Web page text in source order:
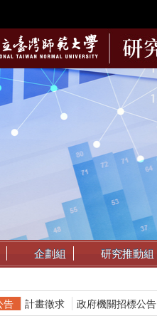
企劃組 研究推動組
告 計畫徵求 政府機關招標公告